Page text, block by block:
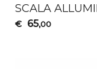
SCALA
€ 65,00